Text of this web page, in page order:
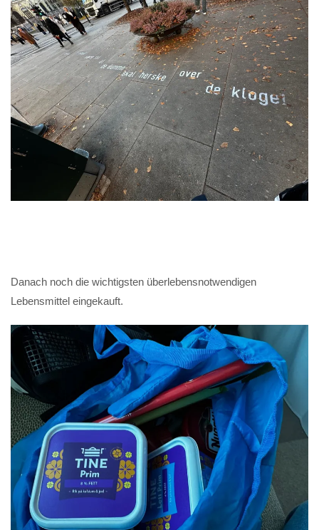
Danach noch die wichtigsten überlebensnotwendigen
Lebensmittel eingekauft.